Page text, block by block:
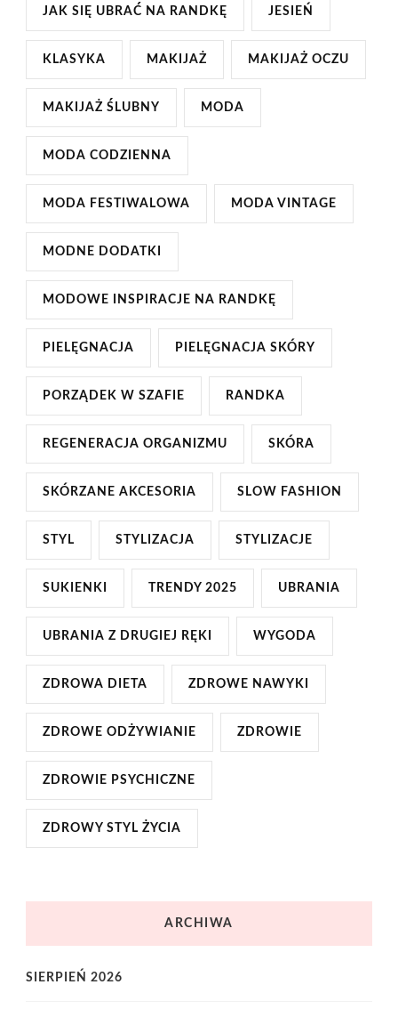
JAK SIĘ UBRAĆ NA RANDKĘ JESIEŃ
KLASYKA MAKIJAŻ MAKIJAŻ OCZU
MAKIJAŻ ŚLUBNY MODA
MODA CODZIENNA
MODA FESTIWALOWA MODA VINTAGE
MODNE DODATKI
MODOWE INSPIRACJE NA RANDKĘ
PIELĘGNACJA PIELĘGNACJA SKÓRY
PORZĄDEK W SZAFIE RANDKA
REGENERACJA ORGANIZMU SKÓRA
SKÓRZANE AKCESORIA SLOW FASHION
STYL STYLIZACJA STYLIZACJE
SUKIENKI TRENDY 2025 UBRANIA
UBRANIA Z DRUGIEJ RĘKI WYGODA
ZDROWA DIETA ZDROWE NAWYKI
ZDROWE ODŻYWIANIE ZDROWIE
ZDROWIE PSYCHICZNE
ZDROWY STYL ŻYCIA
ARCHIWA
SIERPIEŃ 2026